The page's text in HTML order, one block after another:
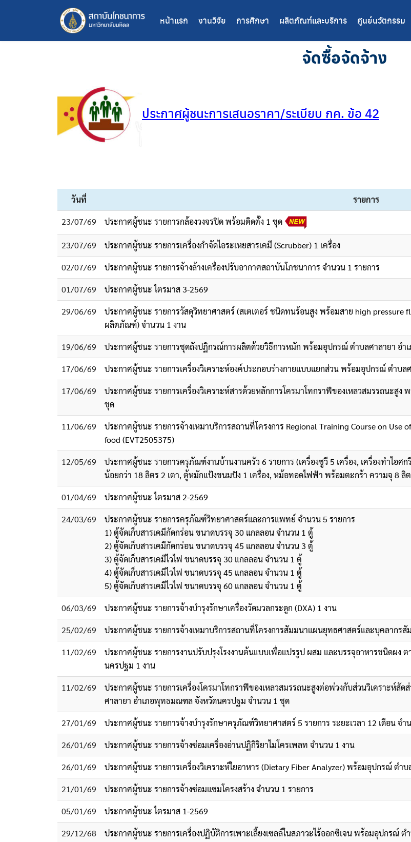
หน้าแรก งานวิจัย การศึกษา ผลิตภัณฑ์และบริการ ศูนย์นวัตกรรม
จัดซื้อจัดจ้าง
ประกาศผู้ชนะการเสนอราคา/ระเบียบ กค. ข้อ 42
วันที่ รายการ
23/07/69 ประกาศผู้ชนะ รายการกล้องวงจรปิด พร้อมติดตั้ง 1 ชุด
23/07/69 ประกาศผู้ชนะ รายการเครื่องกำจัดไอระเหยสารเคมี (Scrubber) 1 เครื่อง
02/07/69 ประกาศผู้ชนะ รายการจ้างล้างเครื่องปรับอากาศสถาบันโภชนาการ จำนวน 1 รายการ
01/07/69 ประกาศผู้ชนะ ไตรมาส 3-2569
29/06/69
ประกาศผู้ชนะ รายการวัสดุวิทยาศาสตร์ (สเตเตอร์ ชนิดทนร้อนสูง พร้อมสาย high pressure
ผลิตภัณฑ์) จำนวน 1 งาน
19/06/69 ประกาศผู้ชนะ รายการชุดถังปฏิกรณ์การผลิตด้วยวิธีการหมัก พร้อมอุปกรณ์ ตำบลศาลายา อ
17/06/69 ประกาศผู้ชนะ รายการเครื่องวิเคราะห์องค์ประกอบร่างกายแบบแยกส่วน พร้อมอุปกรณ์ ตำ
17/06/69
ประกาศผู้ชนะ รายการเครื่องวิเคราะห์สารด้วยหลักการโครมาโทกราฟีของเหลวสมรรถนะ
ชุด
11/06/69
ประกาศผู้ชนะ รายการจ้างเหมาบริการสถานที่โครงการ Regional Training Course on
food (EVT2505375)
12/05/69
ประกาศผู้ชนะ รายการครุภัณฑ์งานบ้านงานครัว 6 รายการ (เครื่องซูวี 5 เครื่อง, เครื่องทำไอศก
น้อยกว่า 18 ลิตร 2 เตา, ตู้หมักแป้งขนมปัง 1 เครื่อง, หม้อทอดไฟฟ้า พร้อมตะกร้า ความจุ 8 ลิต
01/04/69 ประกาศผู้ชนะ ไตรมาส 2-2569
24/03/69
ประกาศผู้ชนะ รายการครุภัณฑ์วิทยาศาสตร์และการแพทย์ จำนวน 5 รายการ
1) ตู้จัดเก็บสารเคมีกัดกร่อน ขนาดบรรจุ 30 แกลลอน จำนวน 1 ตู้
2) ตู้จัดเก็บสารเคมีกัดกร่อน ขนาดบรรจุ 45 แกลลอน จำนวน 3 ตู้
3) ตู้จัดเก็บสารเคมีไวไฟ ขนาดบรรจุ 30 แกลลอน จำนวน 1 ตู้
4) ตู้จัดเก็บสารเคมีไวไฟ ขนาดบรรจุ 45 แกลลอน จำนวน 1 ตู้
5) ตู้จัดเก็บสารเคมีไวไฟ ขนาดบรรจุ 60 แกลลอน จำนวน 1 ตู้
06/03/69 ประกาศผู้ชนะ รายการจ้างบำรุงรักษาเครื่องวัดมวลกระดูก (DXA) 1 งาน
25/02/69 ประกาศผู้ชนะ รายการจ้างเหมาบริการสถานที่โครงการสัมมนาแผนยุทธศาสตร์และบุคลากรสั
11/02/69
ประกาศผู้ชนะ รายการงานปรับปรุงโรงงานต้นแบบเพื่อแปรรูป ผสม และบรรจุอาหารชนิดผง
นครปฐม 1 งาน
11/02/69
ประกาศผู้ชนะ รายการเครื่องโครมาโทกราฟีของเหลวสมรรถนะสูงต่อพ่วงกับส่วนวิเคราะ
ศาลายา อำเภอพุทธมณฑล จังหวัดนครปฐม จำนวน 1 ชุด
27/01/69 ประกาศผู้ชนะ รายการจ้างบำรุงรักษาครุภัณฑ์วิทยาศาสตร์ 5 รายการ ระยะเวลา 12 เดือน จำ
26/01/69 ประกาศผู้ชนะ รายการจ้างซ่อมเครื่องอ่านปฏิกิริยาไมโครเพลท จำนวน 1 งาน
26/01/69 ประกาศผู้ชนะ รายการเครื่องวิเคราะห์ใยอาหาร (Dietary Fiber Analyzer) พร้อมอุปกรณ์ ต
21/01/69 ประกาศผู้ชนะ รายการจ้างซ่อมแซมโครงสร้าง จำนวน 1 รายการ
05/01/69 ประกาศผู้ชนะ ไตรมาส 1-2569
29/12/68 ประกาศผู้ชนะ รายการเครื่องปฏิบัติการเพาะเลี้ยงเซลล์ในสภาวะไร้ออกซิเจน พร้อมอุปกรณ์